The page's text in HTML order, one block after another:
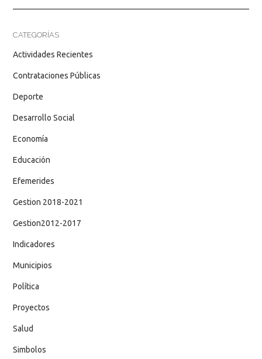
CATEGORÍAS
Actividades Recientes
Contrataciones Públicas
Deporte
Desarrollo Social
Economía
Educación
Efemerides
Gestion 2018-2021
Gestion2012-2017
Indicadores
Municipios
Política
Proyectos
Salud
Simbolos